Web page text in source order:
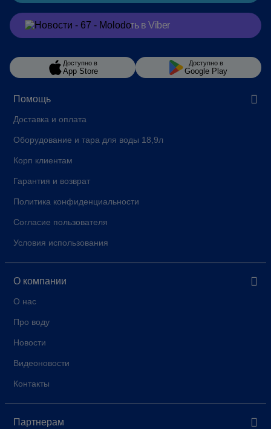
Помощь
Доставка и оплата
Оборудование и тара для воды 18,9л
Корп клиентам
Гарантия и возврат
Политика конфиденциальности
Согласие пользователя
Условия использования
О компании
О нас
Про воду
Новости
Видеоновости
Контакты
Партнерам
Заказать в Viber
Доступно в
App Store
Доступно в
Google Play